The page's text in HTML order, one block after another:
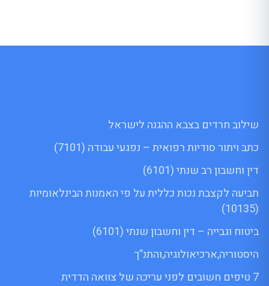
שילוב חרדים בצבא ההגנה לישראל
כתב ויתור סודיות רפואית – נפגעי עבודה (7101)
דין וחשבון רב שנתי (6101)
תביעה לקצבת נכות כללית על פי האמנות הבינלאומיות
(10135)
ביטוח וגבייה – דין וחשבון שנתי (6101)
היסטוריה,ארכיאולוגיה,והתנ”ך
7 טיפים חשובים לפני עריכה של צוואה הדדית